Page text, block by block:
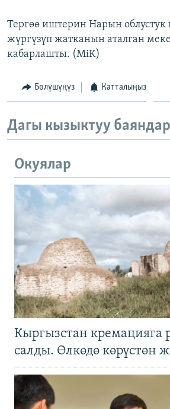
Тергөө иштерин Нарын облустук
жүргүзүп жатканын аталган
кабарлашты. (MiK)
Бөлүшүңүз Катталыңыз
Дагы кызыктуу баяндар
Окуялар
Кыргызстан кремацияга
салды. Өлкөдө көрүстөн